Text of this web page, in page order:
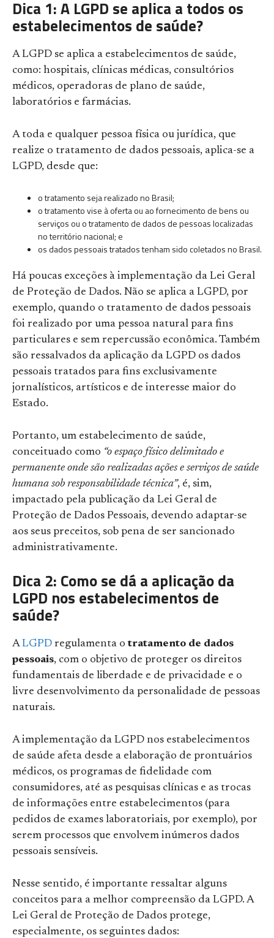
Dica 1: A LGPD se aplica a todos os
estabelecimentos de saúde?
A LGPD se aplica a estabelecimentos de saúde,
como: hospitais, clínicas médicas, consultórios
médicos, operadoras de plano de saúde,
laboratórios e farmácias.
A toda e qualquer pessoa física ou jurídica, que
realize o tratamento de dados pessoais, aplica-se a
LGPD, desde que:
o tratamento seja realizado no Brasil;
o tratamento vise à oferta ou ao fornecimento de bens ou
serviços ou o tratamento de dados de pessoas localizadas
no território nacional; e
os dados pessoais tratados tenham sido coletados no Brasil.
Há poucas exceções à implementação da Lei Geral
de Proteção de Dados. Não se aplica a LGPD, por
exemplo, quando o tratamento de dados pessoais
foi realizado por uma pessoa natural para fins
particulares e sem repercussão econômica. Também
são ressalvados da aplicação da LGPD os dados
pessoais tratados para fins exclusivamente
jornalísticos, artísticos e de interesse maior do
Estado.
Portanto, um estabelecimento de saúde,
conceituado como “o espaço físico delimitado e
permanente onde são realizadas ações e serviços de saúde
humana sob responsabilidade técnica”, é, sim,
impactado pela publicação da Lei Geral de
Proteção de Dados Pessoais, devendo adaptar-se
aos seus preceitos, sob pena de ser sancionado
administrativamente.
Dica 2: Como se dá a aplicação da
LGPD nos estabelecimentos de
saúde?
ALGPD regulamenta otratamento de dados
pessoais, com o objetivo de proteger os direitos
fundamentais de liberdade e de privacidade e o
livre desenvolvimento da personalidade de pessoas
naturais.
A implementação da LGPD nos estabelecimentos
de saúde afeta desde a elaboração de prontuários
médicos, os programas de fidelidade com
consumidores, até as pesquisas clínicas e as trocas
de informações entre estabelecimentos (para
pedidos de exames laboratoriais, por exemplo), por
serem processos que envolvem inúmeros dados
pessoais sensíveis.
Nesse sentido, é importante ressaltar alguns
conceitos para a melhor compreensão da LGPD. A
Lei Geral de Proteção de Dados protege,
especialmente, os seguintes dados: